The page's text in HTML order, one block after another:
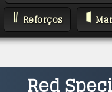
Reforços